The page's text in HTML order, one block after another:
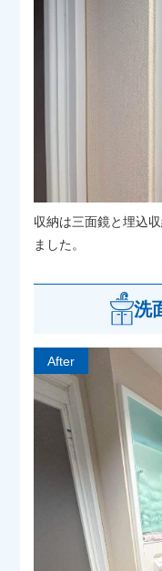
収納は三面鏡と埋込
ました。
洗
After